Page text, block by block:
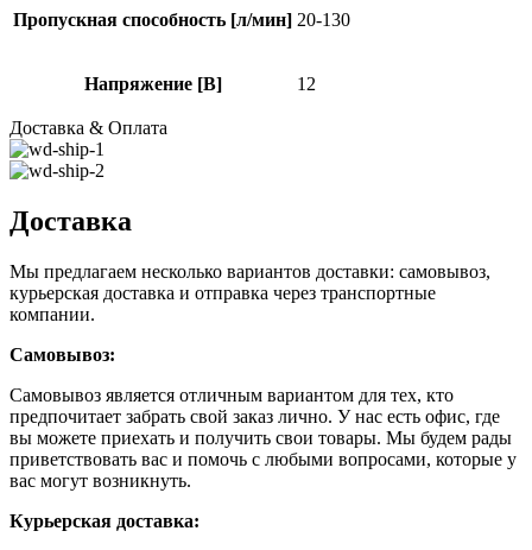
Пропускная способность [л/мин] 20-130
Напряжение [В] 12
Доставка & Оплата
Доставка
Мы предлагаем несколько вариантов доставки: самовывоз,
курьерская доставка и отправка через транспортные
компании.
Самовывоз:
Самовывоз является отличным вариантом для тех, кто
предпочитает забрать свой заказ лично. У нас есть офис, где
вы можете приехать и получить свои товары. Мы будем рады
приветствовать вас и помочь с любыми вопросами, которые у
вас могут возникнуть.
Курьерская доставка: